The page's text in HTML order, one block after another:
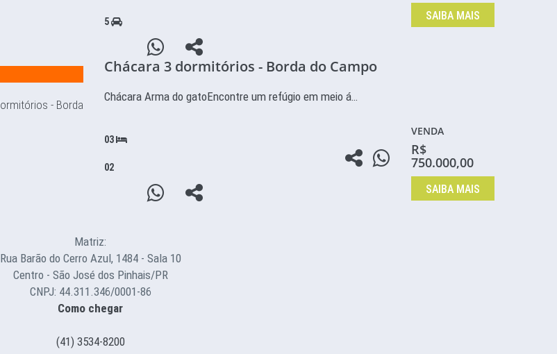
5 SAIBA MAIS
Chácara 3 dormitórios - Borda do Campo
Chácara Arma do gatoEncontre um refúgio em meio á…
03
02
VENDA
R$
750.000,00
SAIBA MAIS
Matriz:
Rua Barão do Cerro Azul, 1484 - Sala 10
Centro - São José dos Pinhais/PR
CNPJ: 44.311.346/0001-86
Como chegar
(41) 3534-8200